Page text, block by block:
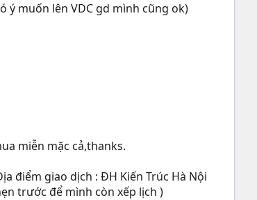
ý muốn lên VDC gd mình cũng ok)
miễn mặc cả,thanks.
điểm giao dịch : ĐH Kiến Trúc Hà Nội
trước để mình còn xếp lịch )